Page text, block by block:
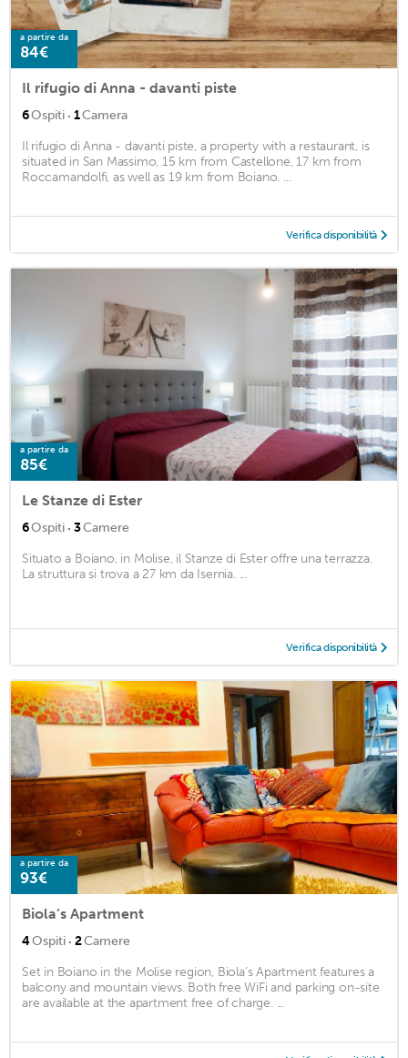
a partire da
84€
Il rifugio di Anna - davanti piste
6Ospiti · 1Camera
Il rifugio di Anna - davanti piste, a property with a restaurant, is
situated in San Massimo, 15 km from Castellone, 17 km from
Roccamandolfi, as well as 19 km from Boiano. ...
Verifica disponibilità
a partire da
85€
Le Stanze di Ester
6Ospiti · 3Camere
Situato a Boiano, in Molise, il Stanze di Ester offre una terrazza.
La struttura si trova a 27 km da Isernia. ...
Verifica disponibilità
a partire da
93€
Biola’s Apartment
4Ospiti · 2Camere
Set in Boiano in the Molise region, Biola’s Apartment features a
balcony and mountain views. Both free WiFi and parking on-site
are available at the apartment free of charge. ...